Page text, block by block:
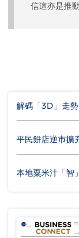
信這亦是推
解碼「3D」走
平民餅店逆巿擴
本地粟米汁「智